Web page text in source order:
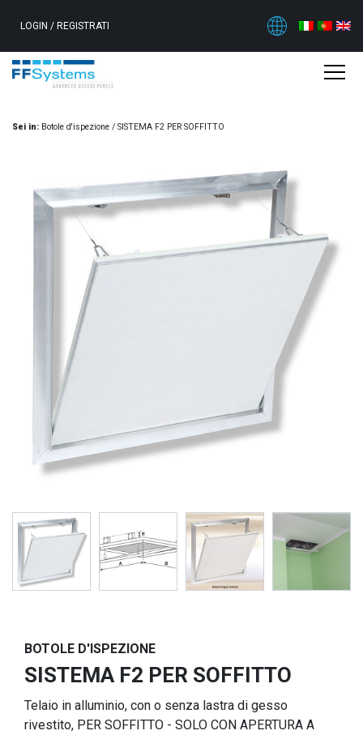
LOGIN / REGISTRATI
Sei in: Botole d'ispezione / SISTEMA F2 PER SOFFITTO
BOTOLE D'ISPEZIONE
SISTEMA F2 PER SOFFITTO
Telaio in alluminio, con o senza lastra di gesso
rivestito, PER SOFFITTO - SOLO CON APERTURA A